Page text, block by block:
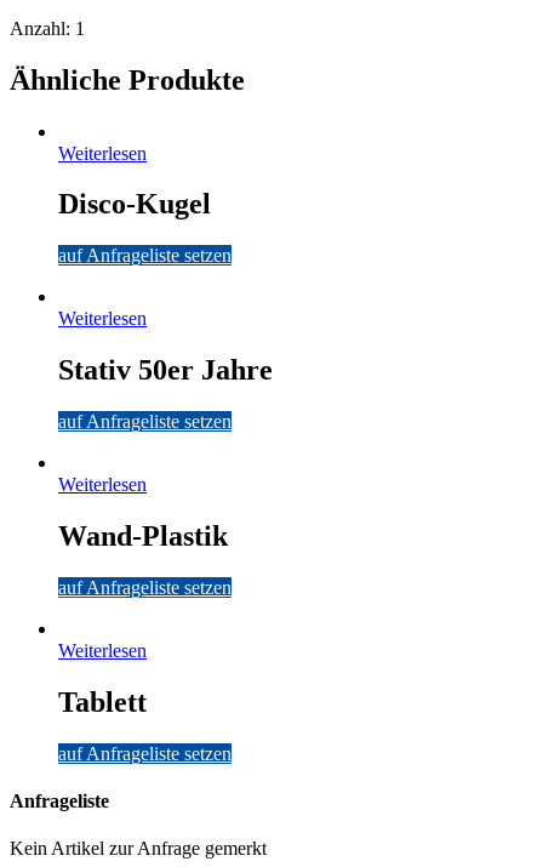
Anzahl: 1
Ähnliche Produkte
Weiterlesen
Disco-Kugel
auf Anfrageliste setzen
Weiterlesen
Stativ 50er Jahre
auf Anfrageliste setzen
Weiterlesen
Wand-Plastik
auf Anfrageliste setzen
Weiterlesen
Tablett
auf Anfrageliste setzen
Anfrageliste
Kein Artikel zur Anfrage gemerkt